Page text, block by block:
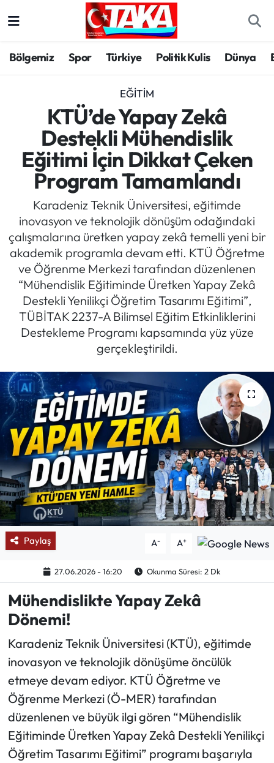
Bölgemiz Spor Türkiye Politik Kulis Dünya
EĞITIM
KTÜ’de Yapay Zekâ
Destekli Mühendislik
Eğitimi İçin Dikkat Çeken
Program Tamamlandı
Karadeniz Teknik Üniversitesi, eğitimde
inovasyon ve teknolojik dönüşüm odağındaki
çalışmalarına üretken yapay zekâ temelli yeni bir
akademik programla devam etti. KTÜ Öğretme
ve Öğrenme Merkezi tarafından düzenlenen
“Mühendislik Eğitiminde Üretken Yapay Zekâ
Destekli Yenilikçi Öğretim Tasarımı Eğitimi”,
TÜBİTAK 2237-A Bilimsel Eğitim Etkinliklerini
Destekleme Programı kapsamında yüz yüze
gerçekleştirildi.
Paylaş A- A+
27.06.2026 - 16:20 Okunma Süresi: 2 Dk
Mühendislikte Yapay Zekâ
Dönemi!
Karadeniz Teknik Üniversitesi (KTÜ), eğitimde
inovasyon ve teknolojik dönüşüme öncülük
etmeye devam ediyor. KTÜ Öğretme ve
Öğrenme Merkezi (Ö-MER) tarafından
düzenlenen ve büyük ilgi gören “Mühendislik
Eğitiminde Üretken Yapay Zekâ Destekli Yenilikçi
Öğretim Tasarımı Eğitimi” programı başarıyla
Spor
Türkiye
Kültür/Sanat
Politika
Politik Kulis
Dünya
Magazin
Mektup Galeri
Röportaj
Köşe Yazıları
Karikatür Galeri
BIK
ASTROLOJİ
Spor Yazıları
Mektup Galeri
Ekonomi
Sağlık
Turizm
Teknoloji
Trabzon Hava Durumu
Trabzon Trafik Yoğunluk Haritası
Süper Lig Puan Durumu ve Fikstür
Tüm Manşetler
Son Dakika Haberleri
Haber Arşivi